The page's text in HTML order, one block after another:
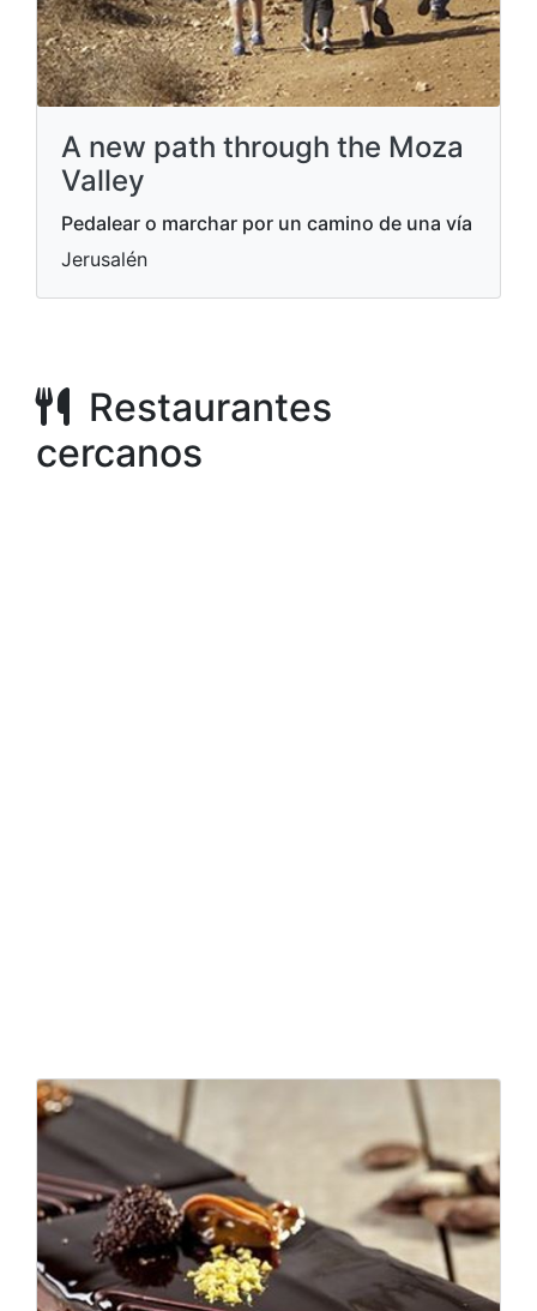
A new path through the Moza
Valley
Pedalear o marchar por un camino de una vía
Jerusalén
Restaurantes
cercanos